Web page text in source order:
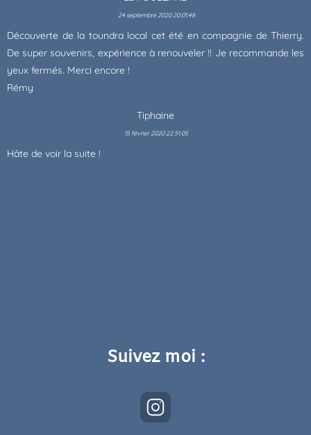
24 septembre 2020 20:01:48
Découverte de la toundra local cet été en compagnie de Thierry.
De super souvenirs, expérience à renouveler !! Je recommande les
yeux fermés. Merci encore !
Rémy
Tiphaine
15 février 2020 22:51:05
Hâte de voir la suite !
Suivez moi :